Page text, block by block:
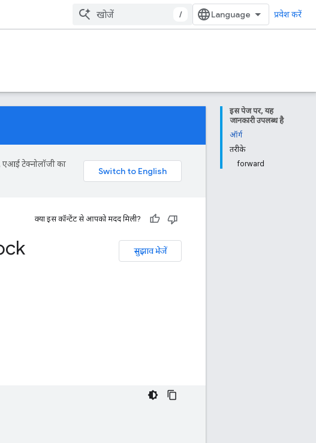
/ प्रवेश करें
इस पेज पर, यह
जानकारी उपलब्ध है
ऑर्ग
तरीके
forward
एआई टेक्नोलॉजी का
क्या इस कॉन्टेंट से आपको मदद मिली?
सुझाव भेजें